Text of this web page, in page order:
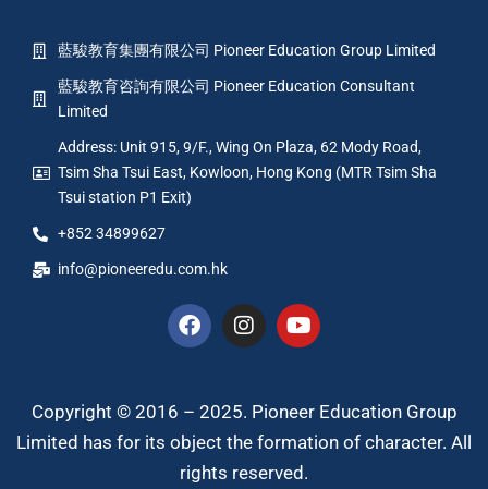
藍駿教育集團有限公司 Pioneer Education Group Limited
藍駿教育咨詢有限公司 Pioneer Education Consultant
Limited
Address: Unit 915, 9/F., Wing On Plaza, 62 Mody Road,
Tsim Sha Tsui East, Kowloon, Hong Kong (MTR Tsim Sha
Tsui station P1 Exit)
+852 34899627
info@pioneeredu.com.hk
Copyright © 2016 – 2025. Pioneer Education Group
Limited has for its object the formation of character. All
rights reserved.